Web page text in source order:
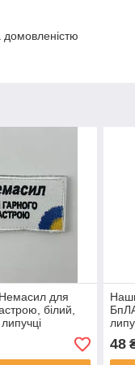
домовленістю
для
білий,
48